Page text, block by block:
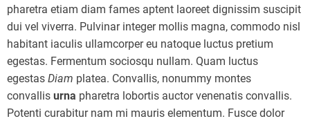
pharetra etiam diam fames aptent laoreet dignissim suscipit
dui vel viverra. Pulvinar integer mollis magna, commodo nisl
habitant iaculis ullamcorper eu natoque luctus pretium
egestas. Fermentum sociosqu nullam. Quam luctus
egestas Diam platea. Convallis, nonummy montes
convallis urna pharetra lobortis auctor venenatis convallis.
Potenti curabitur nam mi mauris elementum. Fusce dolor